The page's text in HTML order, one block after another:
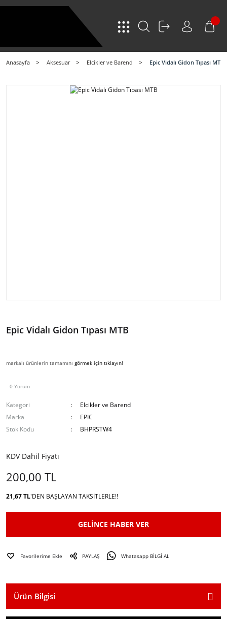
Anasayfa Aksesuar Elcikler ve Barend Epic Vidalı Gidon Tıpası MTB
Epic Vidalı Gidon Tıpası MTB
markalı ürünlerin tamamını görmek için tıklayın!
0 Yorum
Kategori
Elcikler ve Barend
Marka
EPIC
Stok Kodu
BHPRSTW4
KDV Dahil Fiyatı
200,00 TL
21,67 TL'DEN BAŞLAYAN TAKSITLERLE!!
GELİNCE HABER VER
PAYLAŞ Whatasapp BİLGİ AL
Ürün Bilgisi